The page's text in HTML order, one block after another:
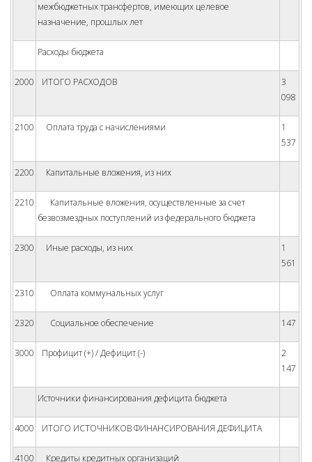
межбюджетных трансфертов, имеющих целевое
назначение, прошлых лет
Расходы бюджета
2000 ИТОГО РАСХОДОВ
3
098
2100 Оплата труда с начислениями
1
537
2200 Капитальные вложения, из них
2210
Капитальные вложения, осуществленные за счет
безвозмездных поступлений из федерального бюджета
2300 Иные расходы, из них
1
561
2310 Оплата коммунальных услуг
2320 Социальное обеспечение 147
3000 Профицит (+) / Дефицит (-)
2
147
Источники финансирования дефицита бюджета
4000 ИТОГО ИСТОЧНИКОВ ФИНАНСИРОВАНИЯ ДЕФИЦИТА
4100 Кредиты кредитных организаций